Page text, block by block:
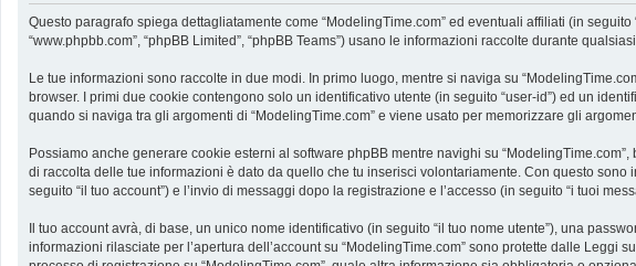
Questo paragrafo spiega dettagliatamente come “ModelingTime.com” ed eventuali affiliati (in seguito
“www.phpbb.com”, “phpBB Limited”, “phpBB Teams”) usano le informazioni raccolte durante
Le tue informazioni sono raccolte in due modi. In primo luogo, mentre si naviga su
browser. I primi due cookie contengono solo un identificativo utente (in seguito “user-id”) ed un
quando si naviga tra gli argomenti di “ModelingTime.com” e viene usato per memorizzare gli
Possiamo anche generare cookie esterni al software phpBB mentre navighi su
di raccolta delle tue informazioni è dato da quello che tu inserisci volontariamente. Con questo
seguito “il tuo account”) e l’invio di messaggi dopo la registrazione e l’accesso (in seguito “i tuoi
Il tuo account avrà, di base, un unico nome identificativo (in seguito “il tuo nome utente”), una
informazioni rilasciate per l’apertura dell’account su “ModelingTime.com” sono protette dalle